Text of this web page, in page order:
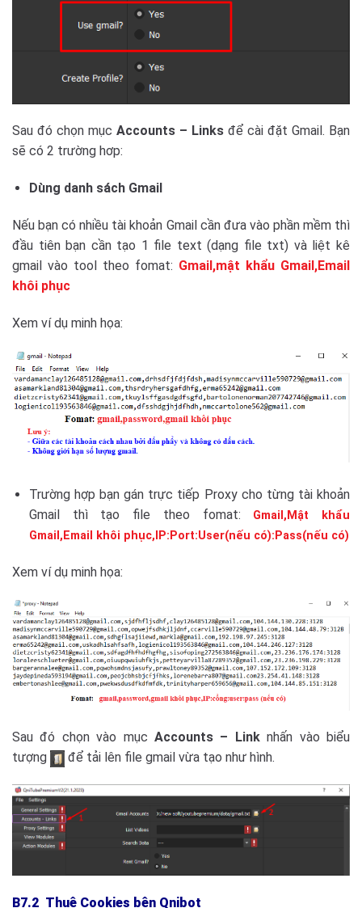
Sau đó chọn mục Accounts – Links để cài đặt Gmail. Bạn
sẽ có 2 trường hơp:
Dùng danh sách Gmail
Nếu bạn có nhiều tài khoản Gmail cần đưa vào phần mềm thì
đầu tiên bạn cần tạo 1 file text (dạng file txt) và liệt kê
gmail vào tool theo fomat: Gmail,mật khẩu Gmail,Email
khôi phục
Xem ví dụ minh họa:
Trường hợp bạn gán trực tiếp Proxy cho từng tài khoản
Gmail thì tạo file theo fomat:
Gmail,Mật khẩu
Gmail,Email khôi phục,IP:Port:User(nếu có):Pass(nếu có)
Xem ví dụ minh họa:
Sau đó chọn vào mục Accounts – Linknhấn vào biểu
tượng
để tải lên file gmail vừa tạo như hình.
B7.2 Thuê Cookies bên Qnibot